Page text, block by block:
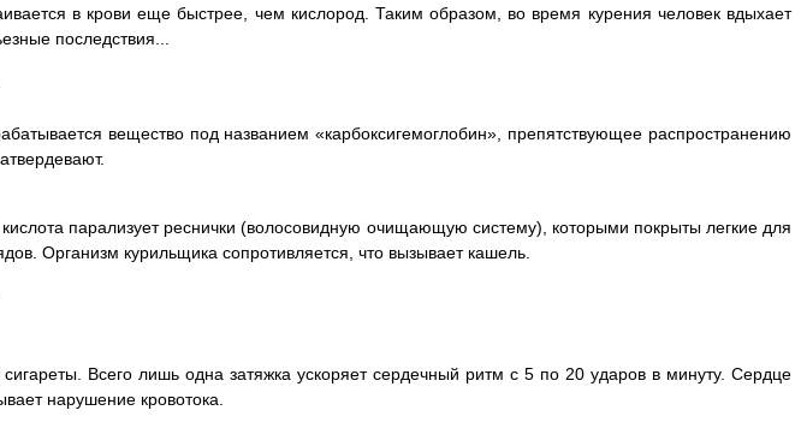
в крови еще быстрее, чем кислород. Таким образом, во время курения человек вдыхает
последствия...
вещество под названием «карбоксигемоглобин», препятствующее распространению
парализует реснички (волосовидную очищающую систему), которыми покрыты легкие для
Организм курильщика сопротивляется, что вызывает кашель.
Всего лишь одна затяжка ускоряет сердечный ритм с 5 по 20 ударов в минуту. Сердце
нарушение кровотока.